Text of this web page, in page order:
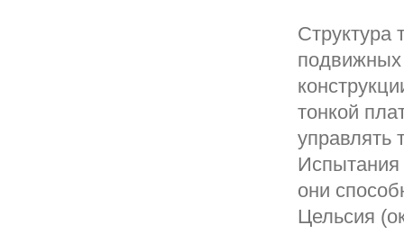
Структура
тонкой
управлять
Испытания
они
Цельсия